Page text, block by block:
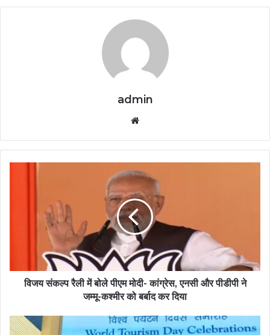
admin
विजय संकल्प रैली में बोले पीएम मोदी- कांग्रेस, एनसी और पीडीपी ने
जम्मू-कश्मीर को बर्बाद कर दिया